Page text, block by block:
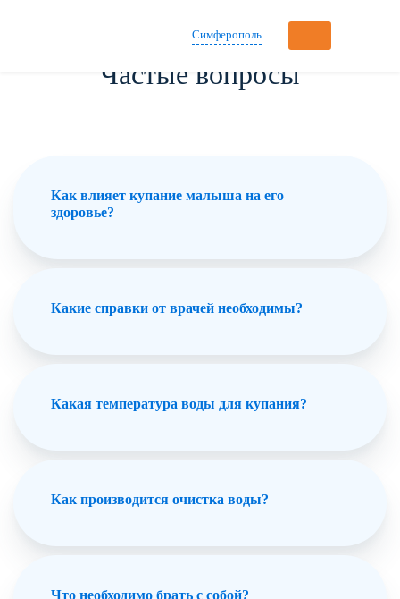
Симферополь
Частые вопросы
Как влияет купание малыша на его
здоровье?
Какие справки от врачей необходимы?
Какая температура воды для купания?
Как производится очистка воды?
Что необходимо брать с собой?